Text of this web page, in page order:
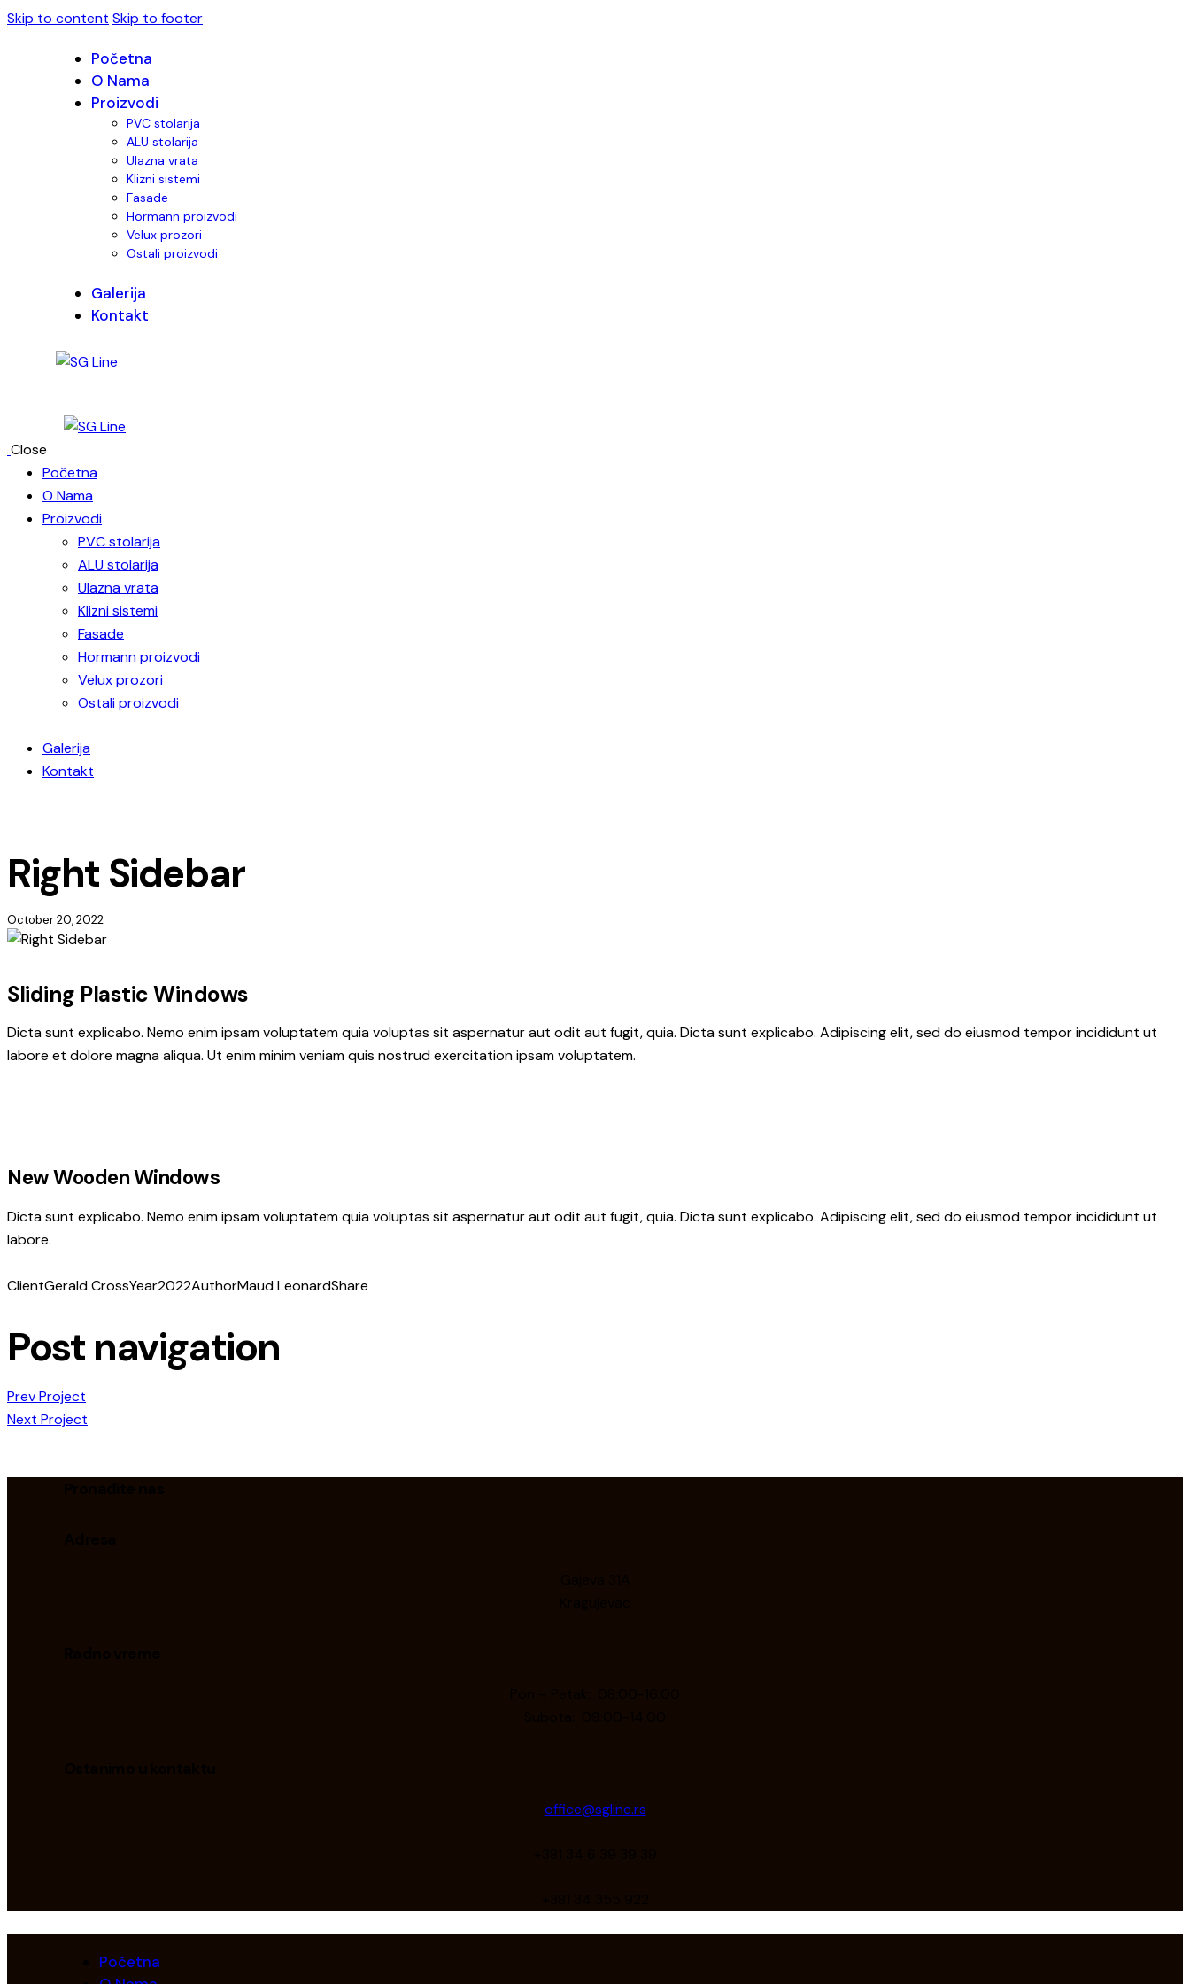
Skip to content Skip to footer
Početna
O Nama
Proizvodi
PVC stolarija
ALU stolarija
Ulazna vrata
Klizni sistemi
Fasade
Hormann proizvodi
Velux prozori
Ostali proizvodi
Galerija
Kontakt
Close
Početna
O Nama
Proizvodi
PVC stolarija
ALU stolarija
Ulazna vrata
Klizni sistemi
Fasade
Hormann proizvodi
Velux prozori
Ostali proizvodi
Galerija
Kontakt
Right Sidebar
October 20, 2022
Sliding Plastic Windows
Dicta sunt explicabo. Nemo enim ipsam voluptatem quia voluptas sit aspernatur aut odit aut fugit, quia. Dicta sunt explicabo. Adipiscing elit, sed do eiusmod tempor incididunt ut
labore et dolore magna aliqua. Ut enim minim veniam quis nostrud exercitation ipsam voluptatem.
New Wooden Windows
Dicta sunt explicabo. Nemo enim ipsam voluptatem quia voluptas sit aspernatur aut odit aut fugit, quia. Dicta sunt explicabo. Adipiscing elit, sed do eiusmod tempor incididunt ut
labore.
ClientGerald CrossYear2022AuthorMaud LeonardShare
Post navigation
Prev Project
Next Project
office@sgline.rs
Početna